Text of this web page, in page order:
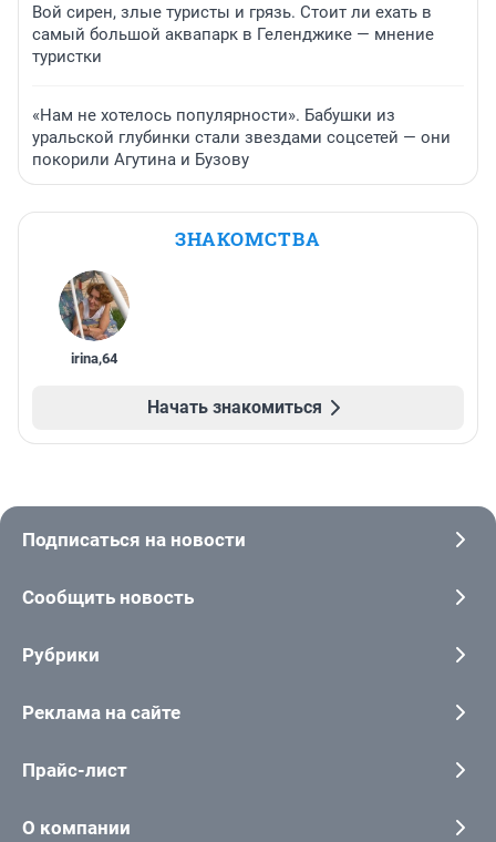
Вой сирен, злые туристы и грязь. Стоит ли ехать в
самый большой аквапарк в Геленджике — мнение
туристки
«Нам не хотелось популярности». Бабушки из
уральской глубинки стали звездами соцсетей — они
покорили Агутина и Бузову
ЗНАКОМСТВА
irina,64
Начать знакомиться
Подписаться на новости
Сообщить новость
Рубрики
Реклама на сайте
Прайс-лист
О компании